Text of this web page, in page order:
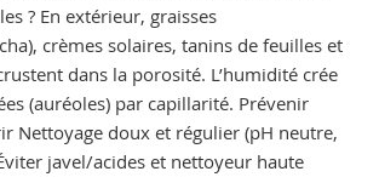
? En extérieur, graisses
crèmes solaires, tanins de feuilles et
dans la porosité. L’humidité crée
(auréoles) par capillarité. Prévenir
Nettoyage doux et régulier (pH neutre,
javel/acides et nettoyeur haute